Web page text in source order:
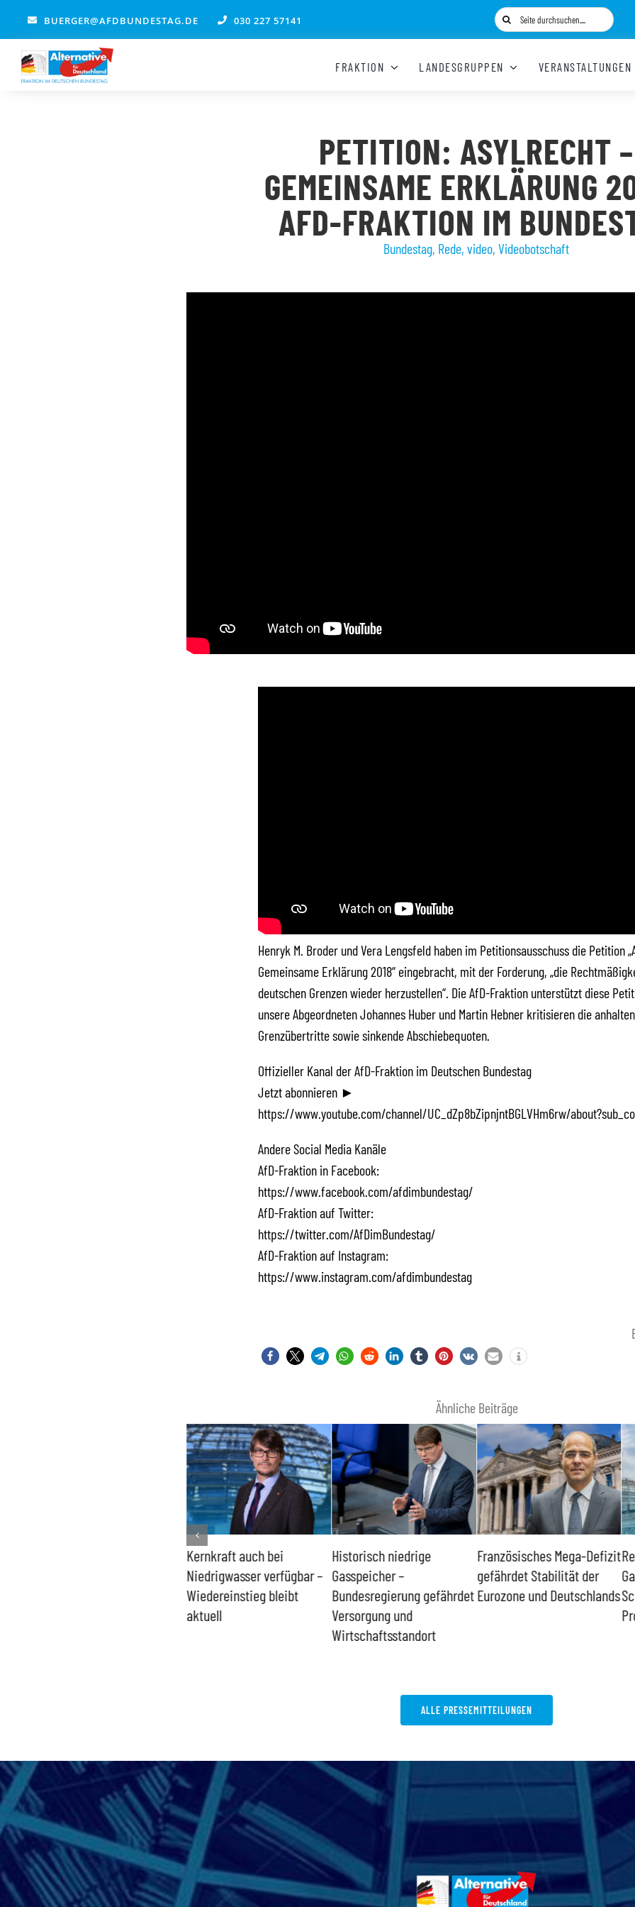
springen
BUERGER@AFDBUNDESTAG.DE 030 227 57141
Suche
nach:
FRAKTION LANDESGRUPPEN VERANSTALTUNGEN
PETITION: ASYLRECHT –
GEMEINSAME ERKLÄRUNG
AFD-FRAKTION IM
Bundestag, Rede, video, Videobotschaft
Henryk M. Broder und Vera Lengsfeld haben im Petitionsausschuss die Petition
Gemeinsame Erklärung 2018“ eingebracht, mit der Forderung, „die
deutschen Grenzen wieder herzustellen“. Die AfD-Fraktion unterstützt diese
unsere Abgeordneten Johannes Huber und Martin Hebner kritisieren die
Grenzübertritte sowie sinkende Abschiebequoten.
Offizieller Kanal der AfD-Fraktion im Deutschen Bundestag
Jetzt abonnieren ►
https://www.youtube.com/channel/UC_dZp8bZipnjntBGLVHm6rw/
Andere Social Media Kanäle
AfD-Fraktion in Facebook:
https://www.facebook.com/afdimbundestag/
AfD-Fraktion auf Twitter:
https://twitter.com/AfDimBundestag/
AfD-Fraktion auf Instagram:
https://www.instagram.com/afdimbundestag
Ähnliche Beiträge
Kernkraft auch bei
Niedrigwasser verfügbar –
Wiedereinstieg bleibt
aktuell
Historisch niedrige
Gasspeicher –
Bundesregierung gefährdet
Versorgung und
Wirtschaftsstandort
Französisches Mega-Defizit
gefährdet Stabilität der
Eurozone und Deutschlands
ALLE PRESSEMITTEILUNGEN